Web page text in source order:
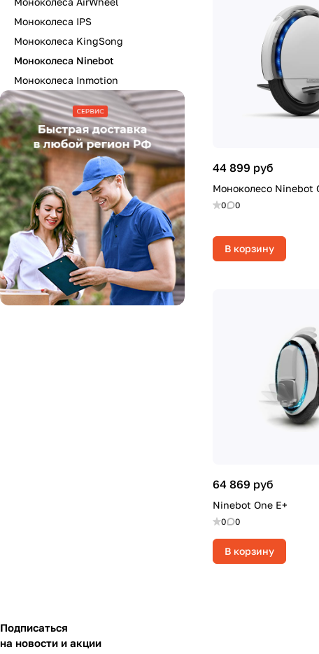
44 899 руб
Моноколесо
0 0
В корзину
64 869 руб
Ninebot One E+
0 0
В корзину
Моноколеса IPS
Моноколеса KingSong
Моноколеса Ninebot
Моноколеса Inmotion
Подписаться
на новости и акции